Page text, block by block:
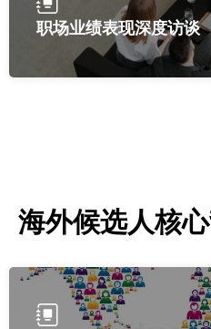
职场业绩表现深度访谈
海外候选人核